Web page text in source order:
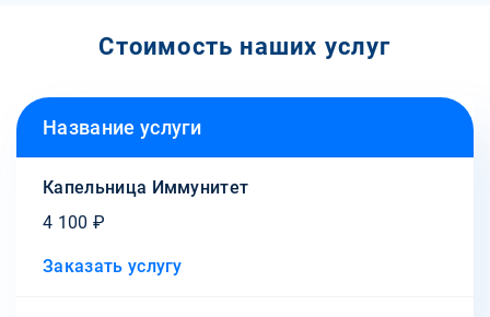
Стоимость наших услуг
Название услуги
Капельница Иммунитет
4 100 ₽
Заказать услугу